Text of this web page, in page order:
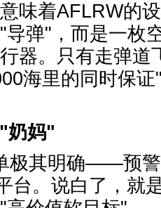
味着AFLRW的
弹"，而是一枚
器。只有走弹道
海里的同时保
奶妈"
极其明确——预
台。说白了，就